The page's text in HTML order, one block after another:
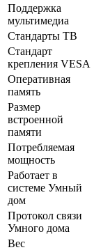
Поддержка
мультимедиа
Стандарты ТВ
Стандарт
крепления VESA
Оперативная
память
Размер
встроенной
памяти
Потребляемая
мощность
Работает в
системе Умный
дом
Протокол связи
Умного дома
Вес